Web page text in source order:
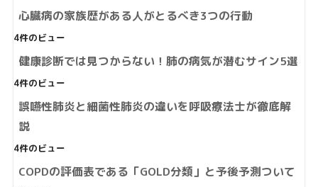
心臓病の家族歴がある人がとるべき3つの行動
4件のビュー
健康診断では見つからない！肺の病気が潜むサイン5選
4件のビュー
誤嚥性肺炎と細菌性肺炎の違いを呼吸療法士が徹底解
説
4件のビュー
COPDの評価表である「GOLD分類」と予後予測ついて